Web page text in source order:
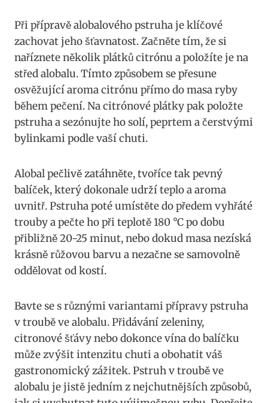
Při přípravě alobalového pstruha je klíčové
zachovat ⁣jeho šťavnatost. ​Začněte tím,⁤ že si
naříznete‍ několik ​plátků citrónu‌ a ‍položíte je na ​
střed alobalu.⁢ Tímto⁣ způsobem se přesune
osvěžující aroma ⁣citrónu přímo⁤ do masa ryby​
během‍ pečení. Na⁢ citrónové​ plátky pak ‍položte
pstruha ‌a ‌sezónujte ‍ho solí, peprtem​ a čerstvými
bylinkami​ podle vaší ⁣chuti.
Alobal pečlivě zatáhněte, tvoříce tak pevný
⁢balíček, který dokonale udrží teplo a aroma‍
uvnitř. ⁢Pstruha​ poté​ umístěte ​do předem vyhřáté
trouby a pečte ho při ‍teplotě‍ 180⁢ °C po dobu
přibližně‌ 20-25 ​minut, nebo dokud masa nezíská
krásně růžovou ⁢barvu a nezačne ⁢se ⁢samovolně
oddělovat od kostí.
Bavte se ‍s různými variantami přípravy ⁢pstruha
v⁣ troubě ‍ve‍ alobalu. Přidávání zeleniny,
citronové⁤ šťávy nebo dokonce vína ‍do ​balíčku
‌může ​zvýšit intenzitu chuti a obohatit​ váš
⁤gastronomický zážitek. Pstruh v ⁢troubě ve
alobalu‌ je jistě jedním‍ z⁢ nejchutnějších způsobů,